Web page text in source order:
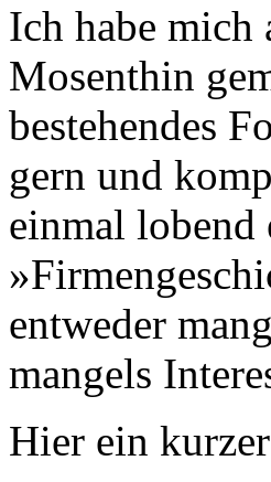
Ich habe mich
Mosenthin
bestehendes
gern und
einmal lobend
entweder
mangels
Hier ein